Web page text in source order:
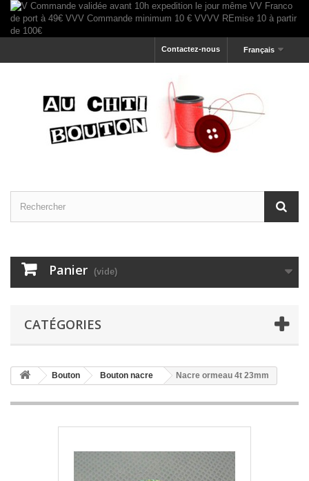
Français
Contactez-nous
Panier (vide)
CATÉGORIES
Bouton Bouton nacre Nacre ormeau 4t 23mm